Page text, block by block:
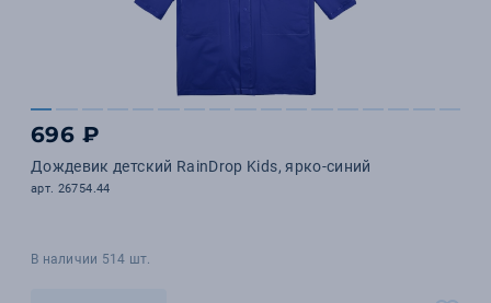
696 ₽
Дождевик детский RainDrop Kids, ярко-синий
арт. 26754.44
В наличии 514 шт.